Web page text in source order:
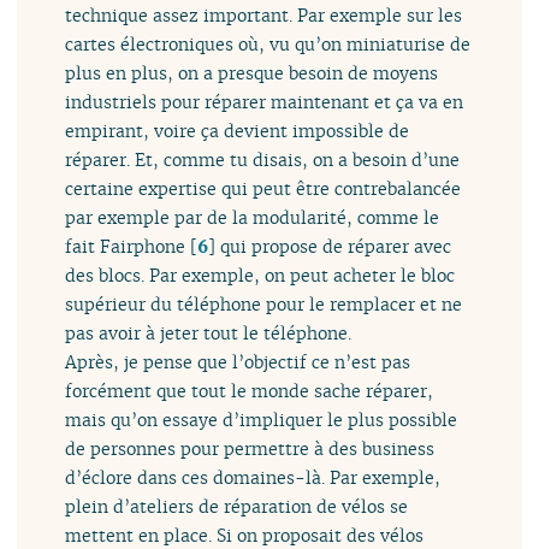
technique assez important. Par exemple sur les
cartes électroniques où, vu qu’on miniaturise de
plus en plus, on a presque besoin de moyens
industriels pour réparer maintenant et ça va en
empirant, voire ça devient impossible de
réparer. Et, comme tu disais, on a besoin d’une
certaine expertise qui peut être contrebalancée
par exemple par de la modularité, comme le
fait Fairphone [6] qui propose de réparer avec
des blocs. Par exemple, on peut acheter le bloc
supérieur du téléphone pour le remplacer et ne
pas avoir à jeter tout le téléphone.
Après, je pense que l’objectif ce n’est pas
forcément que tout le monde sache réparer,
mais qu’on essaye d’impliquer le plus possible
de personnes pour permettre à des business
d’éclore dans ces domaines-là. Par exemple,
plein d’ateliers de réparation de vélos se
mettent en place. Si on proposait des vélos